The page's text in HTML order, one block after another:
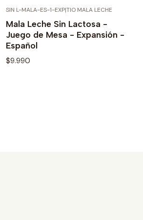
OUT OF STOCK
SIN L-MALA-ES-1-EXP|TIO MALA LECHE
Mala Leche Sin Lactosa -
Juego de Mesa - Expansión -
Español
$9.990